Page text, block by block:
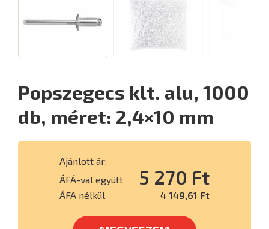
Popszegecs klt. alu, 1000
db, méret: 2,4×10 mm
Ajánlott ár:
ÁFÁ-val együtt
5 270 Ft
ÁFA nélkül 4 149,61 Ft